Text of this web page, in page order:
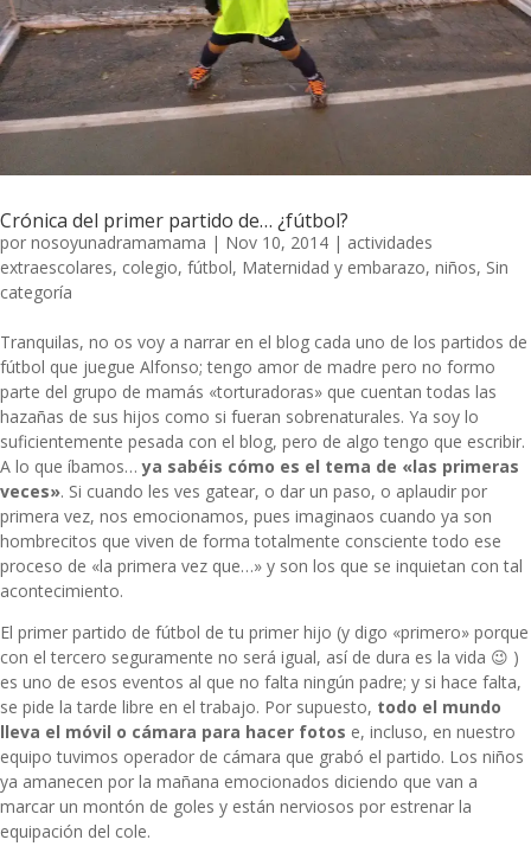
Crónica del primer partido de… ¿fútbol?
por nosoyunadramamama | Nov 10, 2014 | actividades
extraescolares, colegio, fútbol, Maternidad y embarazo, niños, Sin
categoría
Tranquilas, no os voy a narrar en el blog cada uno de los partidos de
fútbol que juegue Alfonso; tengo amor de madre pero no formo
parte del grupo de mamás «torturadoras» que cuentan todas las
hazañas de sus hijos como si fueran sobrenaturales. Ya soy lo
suficientemente pesada con el blog, pero de algo tengo que escribir.
A lo que íbamos… ya sabéis cómo es el tema de «las primeras
veces». Si cuando les ves gatear, o dar un paso, o aplaudir por
primera vez, nos emocionamos, pues imaginaos cuando ya son
hombrecitos que viven de forma totalmente consciente todo ese
proceso de «la primera vez que…» y son los que se inquietan con tal
acontecimiento.
El primer partido de fútbol de tu primer hijo (y digo «primero» porque
con el tercero seguramente no será igual, así de dura es la vida 😉 )
es uno de esos eventos al que no falta ningún padre; y si hace falta,
se pide la tarde libre en el trabajo. Por supuesto, todo el mundo
lleva el móvil o cámara para hacer fotos e, incluso, en nuestro
equipo tuvimos operador de cámara que grabó el partido. Los niños
ya amanecen por la mañana emocionados diciendo que van a
marcar un montón de goles y están nerviosos por estrenar la
equipación del cole.